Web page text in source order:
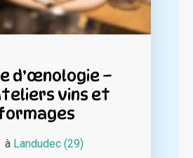
d’œnologie –
vins et
à Landudec (29)